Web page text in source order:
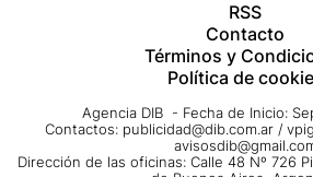
RSS
Contacto
Términos y
Política de
Agencia DIB - Fecha de Inicio:
Contactos: publicidad@dib.com.ar /
Dirección de las oficinas: Calle 48 Nº 726